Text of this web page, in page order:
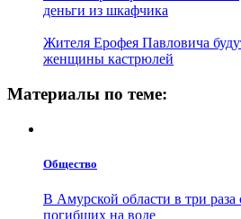
деньги из шкафчика
Жителя Ерофея Павловича
женщины кастрюлей
Материалы по теме:
Общество
В Амурской области в три раза
погибших на воде